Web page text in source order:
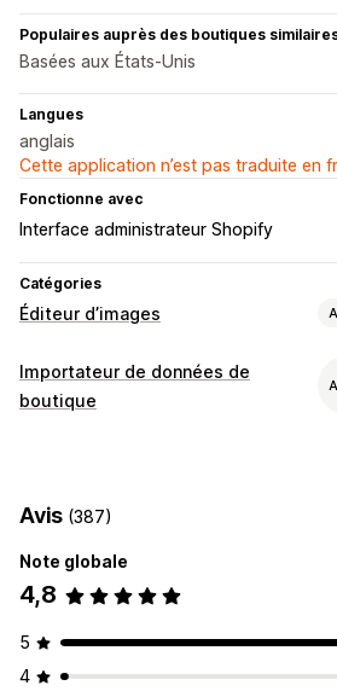
Populaires auprès des boutiques
Basées aux États-Unis
Langues
anglais
Cette application n’est pas traduite en
Fonctionne avec
Interface administrateur Shopify
Catégories
Éditeur d’images
Optimisation d’images
Optimisation automatique
Importateur de données de
boutique
Synchronisation en temps réel
Migration de données
Collections Produits
Avis (387)
Note globale
4,8
5
4